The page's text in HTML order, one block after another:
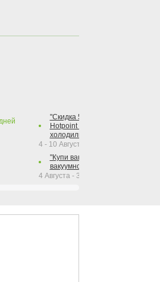
"Скидка 50% на варочную
Hotpoint при покупке духового
холодильника Hotpoint!"
4 - 10 Августа 2026
"Купи вакуумный упаковщик +
вакуумного упаковщика =
4 Августа - 30 Сентября 2026